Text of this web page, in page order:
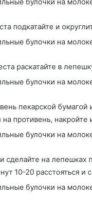
подкатайте и
раскатайте в
пекарской
противень, накройте
сделайте на лепешках
10-20 расстояться и